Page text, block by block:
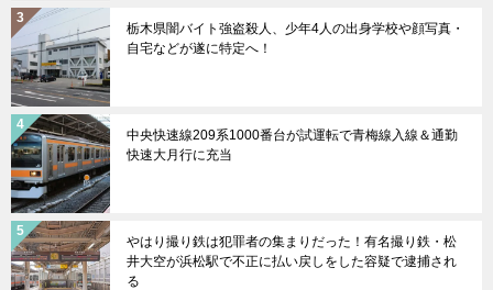
栃木県闇バイト強盗殺人、少年4人の出身学校や顔写真・
自宅などが遂に特定へ！
中央快速線209系1000番台が試運転で青梅線入線＆通勤
快速大月行に充当
やはり撮り鉄は犯罪者の集まりだった！有名撮り鉄・松
井大空が浜松駅で不正に払い戻しをした容疑で逮捕され
る